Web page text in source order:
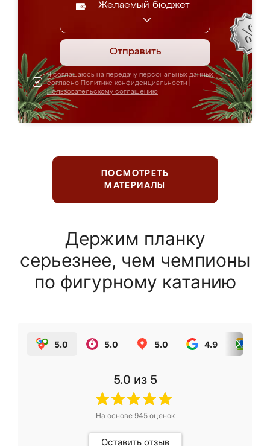
Желаемый бюджет
Отправить
Я соглашаюсь на передачу персональных данных
согласно Политике конфиденциальности
Пользовательскому соглашению
ПОСМОТРЕТЬ
МАТЕРИАЛЫ
Держим планку
серьезнее, чем чемпионы
по фигурному катанию
5.0 5.0 5.0 4.9
5.0 из 5
На основе 945оценок
Оставить отзыв